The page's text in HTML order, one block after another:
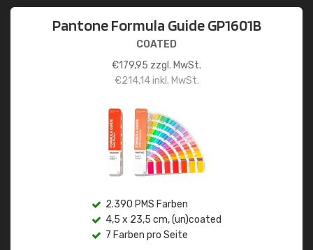
Pantone Formula Guide GP1601B
COATED
€179,95 zzgl. MwSt.
€214,14inkl. MwSt.
2.390 PMS Farben
4,5 x 23,5 cm, (un)coated
7 Farben pro Seite